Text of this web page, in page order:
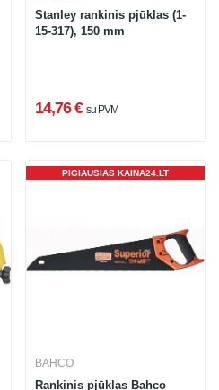
Stanley rankinis pjūklas (1-
15-317), 150 mm
14,76 € su PVM
PIGIAUSIAS KAINA24.LT
BAHCO
Rankinis pjūklas Bahco